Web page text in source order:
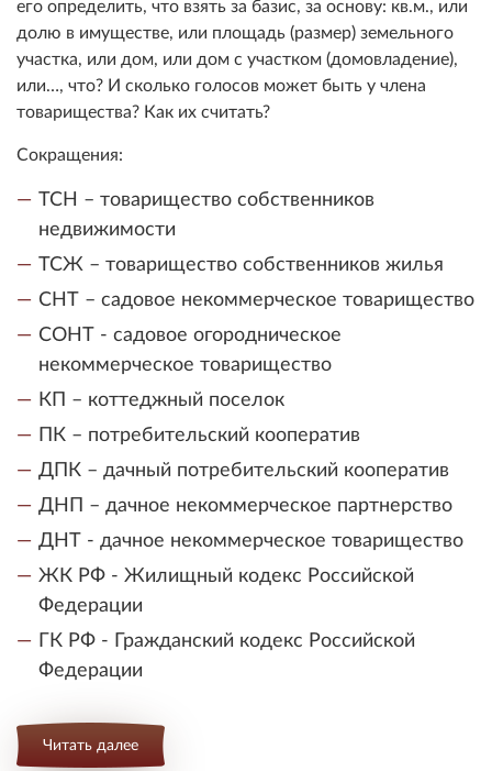
его определить, что взять за базис, за основу: кв.м., или
долю в имуществе, или площадь (размер) земельного
участка, или дом, или дом с участком (домовладение),
или…, что? И сколько голосов может быть у члена
товарищества? Как их считать?
Сокращения:
ТСН – товарищество собственников
недвижимости
ТСЖ – товарищество собственников жилья
СНТ – садовое некоммерческое товарищество
СОНТ - садовое огородническое
некоммерческое товарищество
КП – коттеджный поселок
ПК – потребительский кооператив
ДПК – дачный потребительский кооператив
ДНП – дачное некоммерческое партнерство
ДНТ - дачное некоммерческое товарищество
ЖК РФ - Жилищный кодекс Российской
Федерации
ГК РФ - Гражданский кодекс Российской
Федерации
Читать далее